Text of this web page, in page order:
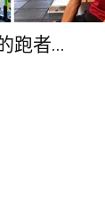
跑者...